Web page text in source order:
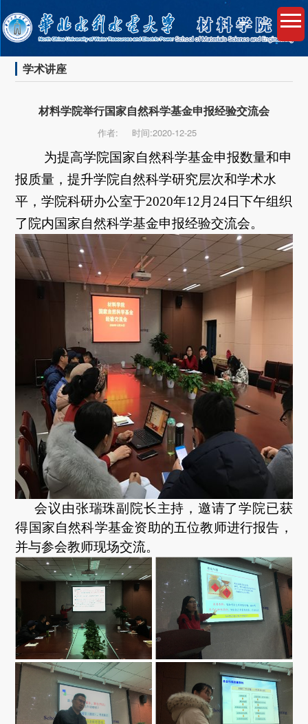
学术讲座
材料学院举行国家自然科学基金申报经验交流会
作者: 时间:2020-12-25
为提高学院国家自然科学基金申报数量和申
报质量 ，提升学院自然科学研究层次和学术水
平，学院科研办公室于2020年12月24日下午组织
了院内国家自然科学基金申报经验交流会。
会议由张瑞珠副院长主持，邀请了学院已获
得国家自然科学基金资助的五位教师进行报告，
并与参会教师现场交流。